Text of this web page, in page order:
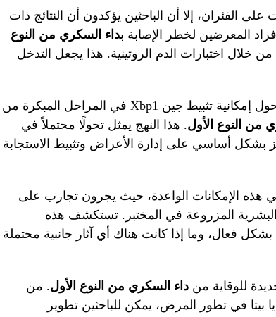
الفئران، إلا أن الباحثين يؤكدون أن النتائج ذات
المعرضين لخطر الإصابة بداء السكري من النوع
اختبارات الدم الروتينية. هذا يجعل التدخل
يطرح هذا الاكتشاف تساؤلات جديدة حول إمكانية تثبيط جين Xbp1 في المراحل المبكرة من
من النوع الأول. هذا النهج يمثل تحولًا محتملاً في
بشكل أساسي على إدارة الأعراض وتثبيط الاستجابة
هذه الإمكانات الواعدة، حيث يجرون تجارب على
البشرية المزروعة في المختبر. تستكشف هذه
الدراسات كيف يمكن استهداف Xbp1 بشكل فعال، وما إذا كانت هناك أي آثار جانبية محتملة
للوقاية من داء السكري من النوع الأول. من
بيتا في تطور المرض، يمكن للباحثين تطوير